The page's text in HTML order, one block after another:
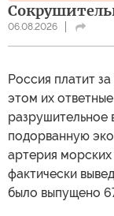
06.08.2026
Россия платит
этом их
разрушительное
подорванную
артерия
фактически
было выпущено